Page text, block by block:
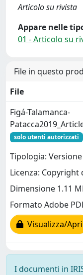
Articolo su rivista
Appare nelle
01 - Articolo su
File in questo
File
Figá-Talamanca-
solo utenti autorizzati
Tipologia:
Licenza:
Dimensione 1.11
Formato Adobe
Visualizza/Apri
I documenti in